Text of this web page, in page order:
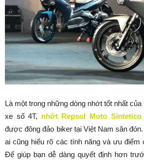
Là một trong những dòng nhớt tốt nhất
xe số 4T, nhớt Repsol Moto Sintetico
được đông đảo biker tại Việt Nam săn
ai cũng hiểu rõ các tính năng và ưu điểm
Để giúp bạn dễ dàng quyết định hơn